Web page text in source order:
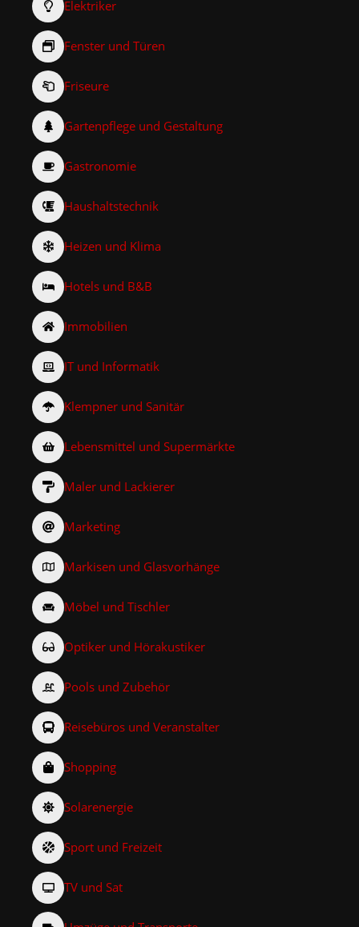
Elektriker
Fenster und Türen
Friseure
Gartenpflege und Gestaltung
Gastronomie
Haushaltstechnik
Heizen und Klima
Hotels und B&B
Immobilien
IT und Informatik
Klempner und Sanitär
Lebensmittel und Supermärkte
Maler und Lackierer
Marketing
Markisen und Glasvorhänge
Möbel und Tischler
Optiker und Hörakustiker
Pools und Zubehör
Reisebüros und Veranstalter
Shopping
Solarenergie
Sport und Freizeit
TV und Sat